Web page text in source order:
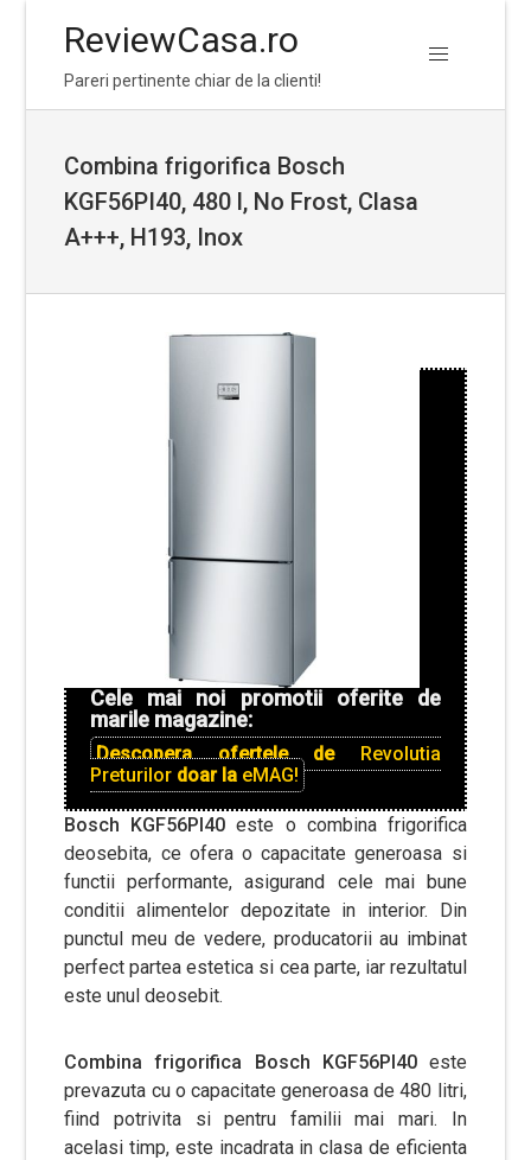
ReviewCasa.ro
Pareri pertinente chiar de la clienti!
Combina frigorifica Bosch
KGF56PI40, 480 l, No Frost, Clasa
A+++, H193, Inox
Cele mai noi promotii oferite de
marile magazine:
Descopera ofertele de Revolutia
Preturilor doar la eMAG!
Bosch KGF56PI40este o combina frigorifica
deosebita, ce ofera o capacitate generoasa si
functii performante, asigurand cele mai bune
conditii alimentelor depozitate in interior. Din
punctul meu de vedere, producatorii au imbinat
perfect partea estetica si cea parte, iar rezultatul
este unul deosebit.
Combina frigorifica Bosch KGF56PI40 este
prevazuta cu o capacitate generoasa de 480 litri,
fiind potrivita si pentru familii mai mari. In
acelasi timp, este incadrata in clasa de eficienta